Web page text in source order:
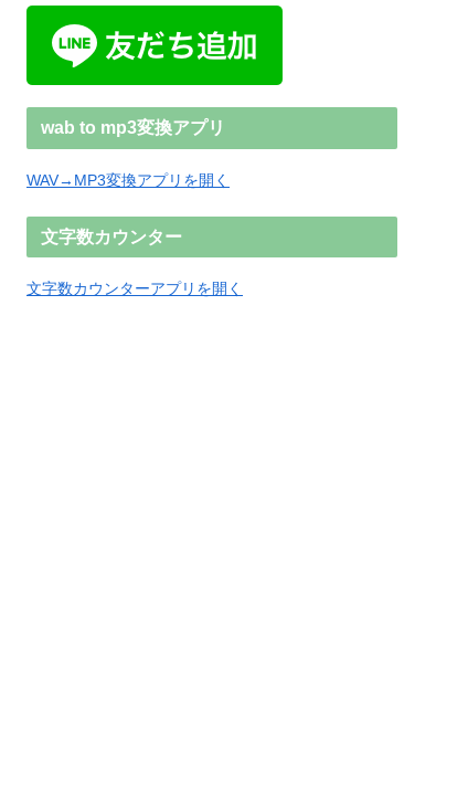
wab to mp3変換アプリ
WAV→MP3変換アプリを開く
文字数カウンター
文字数カウンターアプリを開く